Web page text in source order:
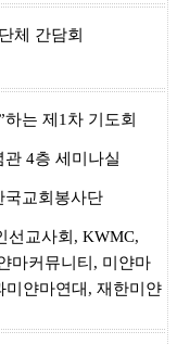
체 간담회
는 제1차 기도회
4층 세미나실
교회봉사단
교사회, KWMC,
마커뮤니티, 미얀마
미얀마연대, 재한미얀